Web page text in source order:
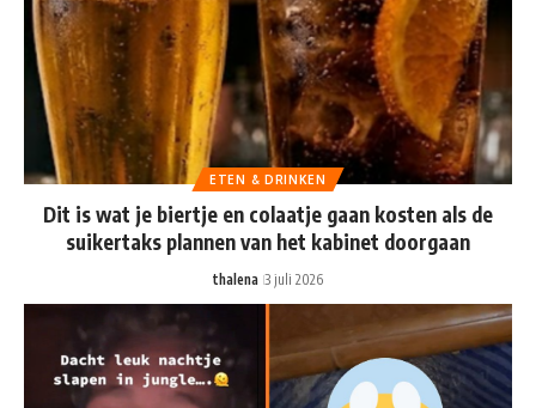
ETEN & DRINKEN
Dit is wat je biertje en colaatje gaan kosten als de
suikertaks plannen van het kabinet doorgaan
thalena 3 juli 2026